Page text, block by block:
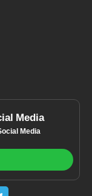
Media
Media